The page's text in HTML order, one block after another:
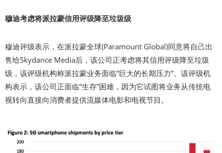
穆迪考虑将派拉蒙信用评级降至垃圾级
穆迪评级表示，在派拉蒙全球(Paramount Global)同意将自己出
售给Skydance Media后，该公司正考虑将其信用评级降至垃圾
级，该评级机构称派拉蒙业务面临“巨大的长期压力”。该评级机
构表示，该公司正面临“生存”困难，因为它试图将业务从传统电
视转向直接向消费者提供流媒体电影和电视节目。